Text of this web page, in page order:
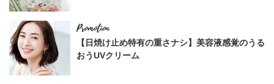
【日焼け止め特有の重さナシ】美容液感覚のうる
おうUVクリーム